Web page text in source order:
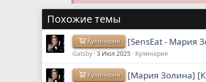
Похожие темы
Кулинария [SensЕat - Мария
Gatsby 3 Июл 2025 Кулинария
Кулинария
[Мария Золина]